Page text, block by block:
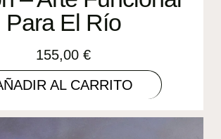
Para El Río
155,00 €
AL CARRITO